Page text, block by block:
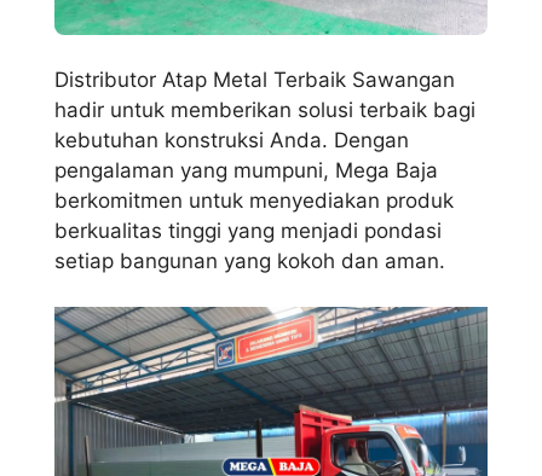
Distributor Atap Metal Terbaik Sawangan
hadir untuk memberikan solusi terbaik bagi
kebutuhan konstruksi Anda. Dengan
pengalaman yang mumpuni, Mega Baja
berkomitmen untuk menyediakan produk
berkualitas tinggi yang menjadi pondasi
setiap bangunan yang kokoh dan aman.